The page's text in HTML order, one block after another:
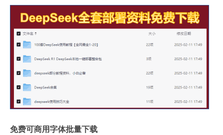
免费可商用字体批量下载